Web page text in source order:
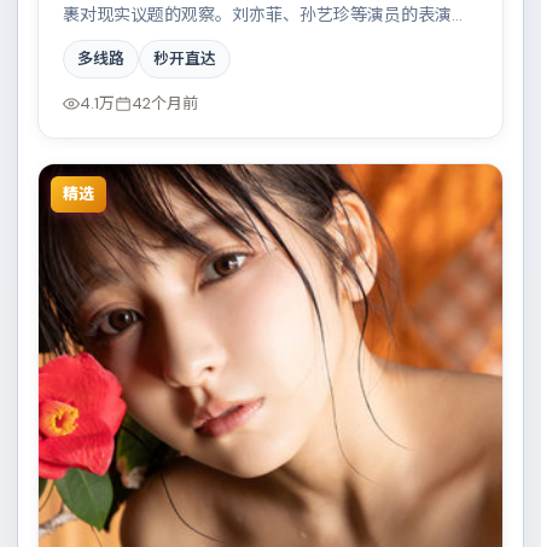
裹对现实议题的观察。刘亦菲、孙艺珍等演员的表演层
次丰富，家族恩怨与时代变迁交织成一曲悲歌。全片在
类型元素与人文关怀之间取得平衡。
多线路 秒开直达
4.1万 42个月前
精选